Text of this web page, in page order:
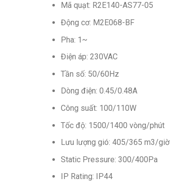
Mã quạt: R2E140-AS77-05
Động cơ: M2E068-BF
Pha: 1~
Điện áp: 230VAC
Tần số: 50/60Hz
Dòng điện: 0.45/0.48A
Công suất: 100/110W
Tốc độ: 1500/1400 vòng/phút
Lưu lượng gió: 405/365 m3/giờ
Static Pressure: 300/400Pa
IP Rating: IP44